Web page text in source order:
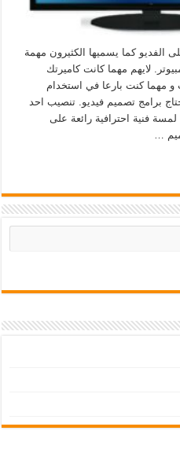
الفديو كما يسميها الكثيرون مهمة
لايهم مهما كانت كاميرتك
و مهما كنت بارعا في استخدام
برامج تصميم فيديو. تنصيب احد
فنية احترافية رائعة على
…